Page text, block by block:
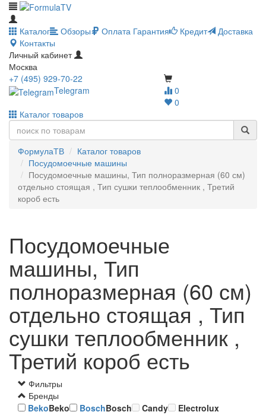
Каталог Обзоры Оплата Гарантия Кредит
Доставка
Контакты
Личный кабинет
Москва
0
0
+7 (495) 929-70-22
Telegram
Каталог товаров
ФормулаТВ
Каталог товаров
Посудомоечные машины
Посудомоечные машины, Тип полноразмерная (60 см)
отдельно стоящая , Тип сушки теплообменник , Третий
короб есть
Посудомоечные
машины, Тип
полноразмерная (60 см)
отдельно стоящая , Тип
сушки теплообменник ,
Третий короб есть
Фильтры
Бренды
BekoBeko BoschBosch Candy
Electrolux